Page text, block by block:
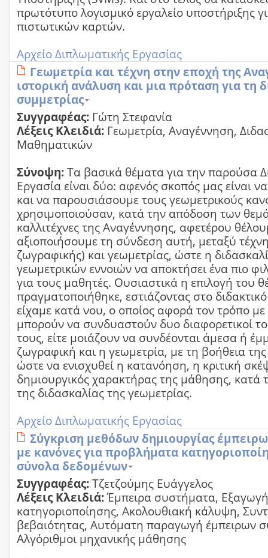
πρωτότυπο λογισμικό εργαλείο υποστήριξης
πιστωτικών καρτών.
Αρχείο Διπλωματικής Εργασίας
Γεωμετρία και τέχνη στην εποχή της
ιστορική ανάλυση και μια πρόταση για τη
συμμετρίας
Συγγραφέας: Γώτη Στεφανία
Λέξεις Κλειδιά: Γεωμετρία, Αναγέννηση,
Μαθηματικών
Σύνοψη:Τα βασικά θέματα για την παρούσα
Εργασία είναι δύο: αφενός σκοπός μας είναι
και να παρουσιάσουμε τους γεωμετρικούς
χρησιμοποιούσαν, κατά την απόδοση των
καλλιτέχνες της Αναγέννησης, αφετέρου
αξιοποιήσουμε τη σύνδεση αυτή, μεταξύ
ζωγραφικής) και γεωμετρίας, ώστε η
γεωμετρικών εννοιών να αποκτήσει ένα πιο
για τους μαθητές. Ουσιαστικά η επιλογή του
πραγματοποιήθηκε, εστιάζοντας στο
είχαμε κατά νου, ο οποίος αφορά τον τρόπο με
μπορούν να συνδυαστούν δυο διαφορετικοί
τους, είτε μοιάζουν να συνδέονται άμεσα ή
ζωγραφική και η γεωμετρία, με τη βοήθεια της
ώστε να ενισχυθεί η κατανόηση, η κριτική
δημιουργικός χαρακτήρας της μάθησης, κατά
της διδασκαλίας της γεωμετρίας.
Αρχείο Διπλωματικής Εργασίας
Σύγκριση μεθόδων δημιουργίας
με κανόνες για προβλήματα
σύνολα δεδομένων
Συγγραφέας:Τζετζούμης Ευάγγελος
Λέξεις Κλειδιά:Έμπειρα συστήματα,
κατηγοριοποίησης, Ακολουθιακή κάλυψη,
βεβαιότητας, Αυτόματη παραγωγή έμπειρων
Αλγόριθμοι μηχανικής μάθησης